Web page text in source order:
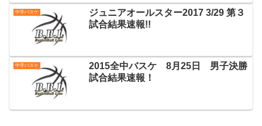
中学バスケ
ジュニアオールスター2017 3/29 第３
試合結果速報!!
中学バスケ
2015全中バスケ 8月25日 男子決勝
試合結果速報！